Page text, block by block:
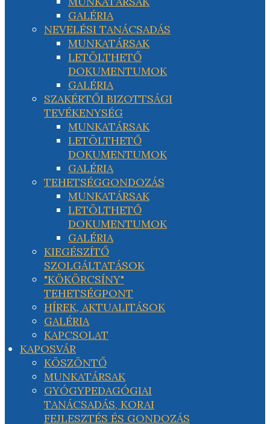
GALÉRIA
NEVELÉSI TANÁCSADÁS
MUNKATÁRSAK
LETÖLTHETŐ
DOKUMENTUMOK
GALÉRIA
SZAKÉRTŐI BIZOTTSÁGI
TEVÉKENYSÉG
MUNKATÁRSAK
LETÖLTHETŐ
DOKUMENTUMOK
GALÉRIA
TEHETSÉGGONDOZÁS
MUNKATÁRSAK
LETÖLTHETŐ
DOKUMENTUMOK
GALÉRIA
KIEGÉSZÍTŐ
SZOLGÁLTATÁSOK
"KÖKÖRCSÍNY"
TEHETSÉGPONT
HÍREK, AKTUALITÁSOK
GALÉRIA
KAPCSOLAT
KAPOSVÁR
KÖSZÖNTŐ
MUNKATÁRSAK
GYÓGYPEDAGÓGIAI
TANÁCSADÁS, KORAI
FEJLESZTÉS ÉS GONDOZÁS